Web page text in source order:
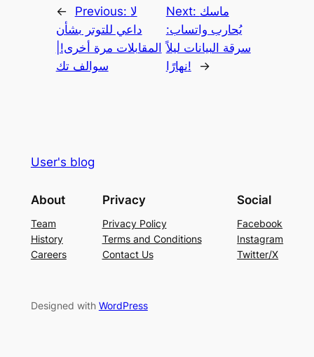
← Previous: لا
داعي للتوتر بشأن
المقابلات مرة أخرى!|
سوالف تك
Next: ماسك
يُحارب واتساب:
سرقة البيانات ليلاً
نهارًا!
→
User's blog
About
Team
History
Careers
Privacy
Privacy Policy
Terms and Conditions
Contact Us
Social
Facebook
Instagram
Twitter/X
Designed with WordPress